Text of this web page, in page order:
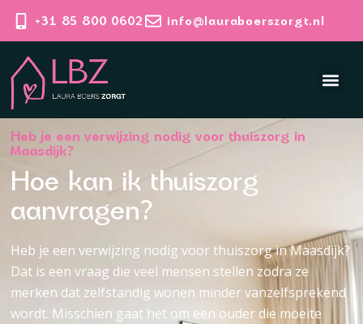
+31 85 800 0602 info@lauraboerszorgt.nl
Heb je een verwijzing nodig voor thuiszorg in
Maasdijk?
Hoe kan ik thuiszorg
aanvragen?
Heb je een verwijzing nodig voor thuiszorg in Maasdijk?
Dat is een vraag die veel mensen stellen zodra ze
merken dat zelfstandig wonen minder vanzelfsprekend
wordt. Misschien gaat het om een ouder die moeite